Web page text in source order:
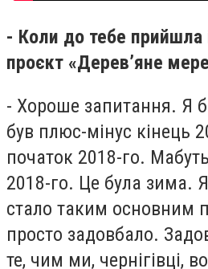
- Коли до тебе прийшла
проєкт «Дерев’яне
- Хороше запитання. Я
був плюс-мінус кінець
початок 2018-го.
2018-го. Це була зима.
стало таким основним
просто задовбало.
те, чим ми, чернігівці,